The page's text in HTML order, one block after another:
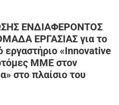
ΕΝΔΙΑΦΕΡΟΝΤΟΣ
ΕΡΓΑΣΙΑΣ για το
εργαστήριο «Innovative
ΜΜΕ στον
στο πλαίσιο του